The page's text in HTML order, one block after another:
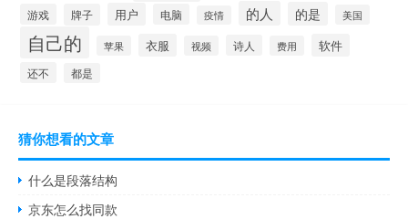
游戏 牌子 用户 电脑 疫情 的人 的是 美国
自己的 苹果 衣服 视频 诗人 费用 软件
还不 都是
猜你想看的文章
什么是段落结构
京东怎么找同款